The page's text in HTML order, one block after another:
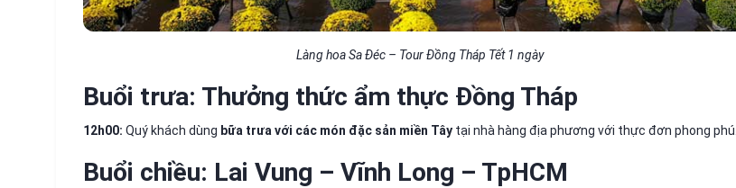
Làng hoa Sa Đéc – Tour Đồng Tháp Tết 1 ngày
Buổi trưa: Thưởng thức ẩm thực Đồng Tháp
12h00: Quý khách dùng bữa trưa với các món đặc sản miền Tây tại nhà hàng địa phương với thực đơn phong phú.
Buổi chiều: Lai Vung – Vĩnh Long – TpHCM